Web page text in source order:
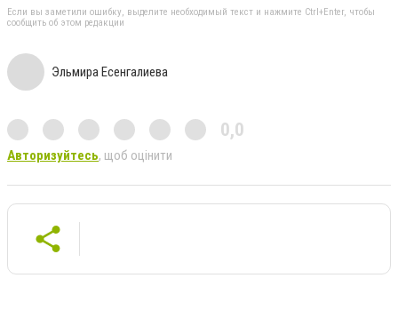
Если вы заметили ошибку, выделите необходимый текст и нажмите Ctrl+Enter, чтобы
сообщить об этом редакции
Эльмира Есенгалиева
0,0
Авторизуйтесь, щоб оцінити